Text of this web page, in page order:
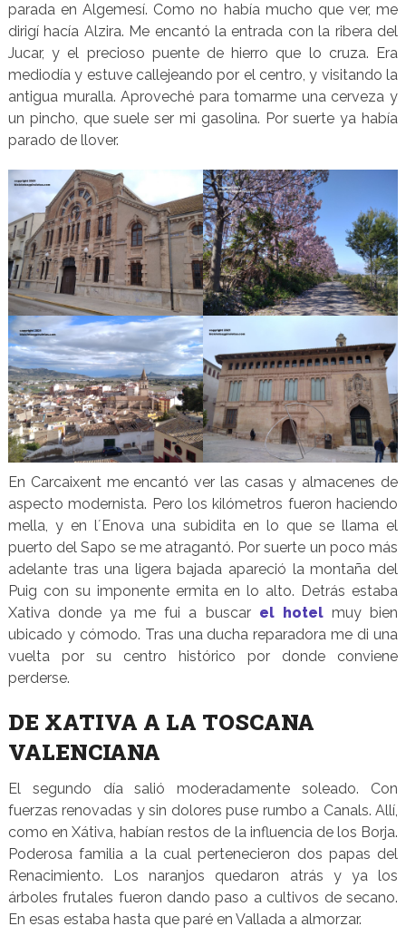
parada en Algemesí. Como no había mucho que ver, me
dirigí hacía Alzira. Me encantó la entrada con la ribera del
Jucar, y el precioso puente de hierro que lo cruza. Era
mediodía y estuve callejeando por el centro, y visitando la
antigua muralla. Aproveché para tomarme una cerveza y
un pincho, que suele ser mi gasolina. Por suerte ya había
parado de llover.
En Carcaixent me encantó ver las casas y almacenes de
aspecto modernista. Pero los kilómetros fueron haciendo
mella, y en l´Enova una subidita en lo que se llama el
puerto del Sapo se me atragantó. Por suerte un poco más
adelante tras una ligera bajada apareció la montaña del
Puig con su imponente ermita en lo alto. Detrás estaba
Xativa donde ya me fui a buscar el hotelmuy bien
ubicado y cómodo. Tras una ducha reparadora me di una
vuelta por su centro histórico por donde conviene
perderse.
DE XATIVA A LA TOSCANA
VALENCIANA
El segundo día salió moderadamente soleado. Con
fuerzas renovadas y sin dolores puse rumbo a Canals. Allí,
como en Xátiva, habían restos de la influencia de los Borja.
Poderosa familia a la cual pertenecieron dos papas del
Renacimiento. Los naranjos quedaron atrás y ya los
árboles frutales fueron dando paso a cultivos de secano.
En esas estaba hasta que paré en Vallada a almorzar.